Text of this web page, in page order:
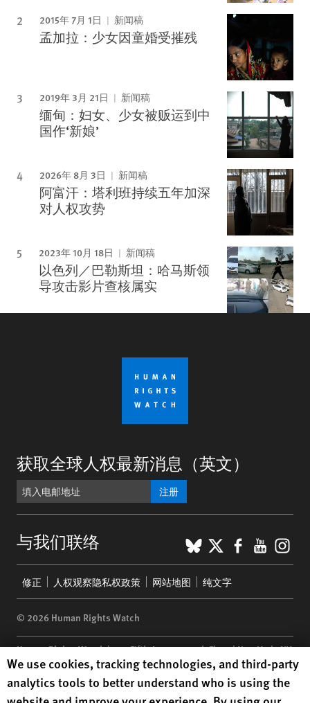
2015年 7月 1日 新闻稿
孟加拉：少女因童婚受摧残
2019年 3月 21日 新闻稿
缅甸：妇女、少女被贩运到中
国作‘新娘’
2026年 8月 3日 新闻稿
阿富汗：塔利班持续五年加深
对人权攻势
2023年 10月 18日 新闻稿
以色列／巴勒斯坦：哈马斯领
导攻击影片查核属实
获取全球人权最新消息（英文）
注册
与我们联络 BlueSky
X
menu
修正 人权观察隐私权政策 网站地图 纯文字
© 2026 Human Rights Watch
Human Rights Watch| 350 Fifth Avenue, 34th Floor | New York,NY
10118-3299USA|t 1.212.290.4700
Human Rights Watchis a 501(C)(3) nonprofit registered in the US
Human Rights Watch cookie preferences
We use cookies, tracking technologies, and third-party
analytics tools to better understand who is using the